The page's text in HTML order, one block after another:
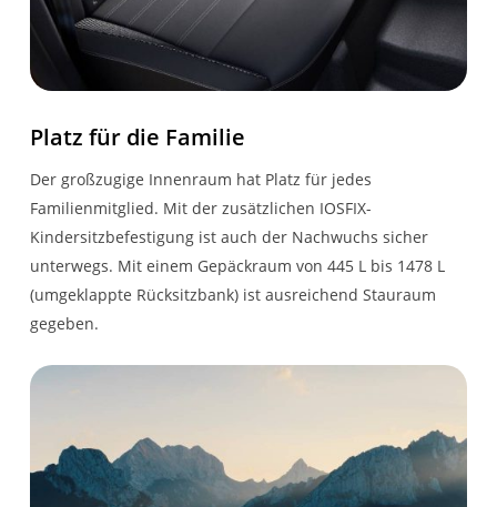
Spurhalteassistent inkl.
Spurhaltewarner
Digitales 7-Zoll-
Fahrinfodisplay in Farbe
eCall-Notrufsystem
Navigation
Müdigkeitswarner
Verkehrszeichenerkennung
mit
FARBEN & POLSTER
und Berganfahrhilfe
Platz für die Familie
Der großzugige Innenraum hat Platz für jedes
Familienmitglied. Mit der zusätzlichen IOSFIX-
Kindersitzbefestigung ist auch der Nachwuchs sicher
unterwegs. Mit einem Gepäckraum von 445 L bis 1478 L
(umgeklappte Rücksitzbank) ist ausreichend Stauraum
gegeben.